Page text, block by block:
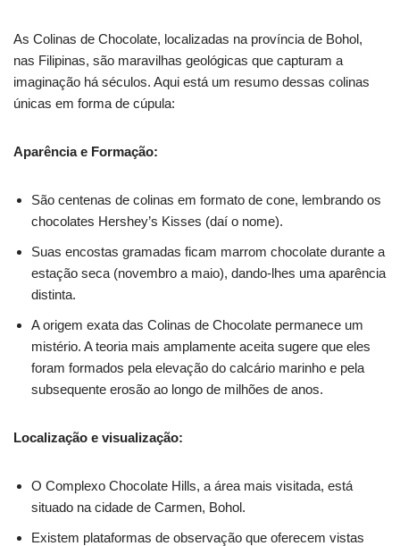
As Colinas de Chocolate, localizadas na província de Bohol,
nas Filipinas, são maravilhas geológicas que capturam a
imaginação há séculos. Aqui está um resumo dessas colinas
únicas em forma de cúpula:
Aparência e Formação:
São centenas de colinas em formato de cone, lembrando os
chocolates Hershey’s Kisses (daí o nome).
Suas encostas gramadas ficam marrom chocolate durante a
estação seca (novembro a maio), dando-lhes uma aparência
distinta.
A origem exata das Colinas de Chocolate permanece um
mistério. A teoria mais amplamente aceita sugere que eles
foram formados pela elevação do calcário marinho e pela
subsequente erosão ao longo de milhões de anos.
Localização e visualização:
O Complexo Chocolate Hills, a área mais visitada, está
situado na cidade de Carmen, Bohol.
Existem plataformas de observação que oferecem vistas